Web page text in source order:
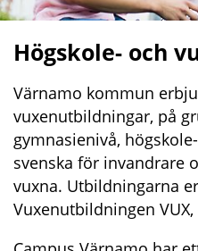
Högskole- och
Värnamo kommun
vuxenutbildningar, på
gymnasienivå,
svenska för invandrare
vuxna. Utbildningarna
Vuxenutbildningen